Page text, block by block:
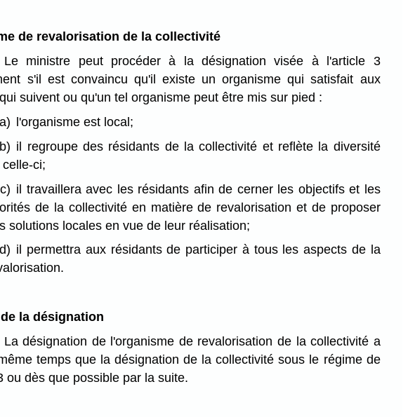
de revalorisation de la collectivité
Le ministre peut procéder à la désignation visée à l'article 3
s'il est convaincu qu'il existe un organisme qui satisfait aux
suivent ou qu'un tel organisme peut être mis sur pied :
a) l'organisme est local;
b) il regroupe des résidants de la collectivité et reflète la diversité
celle-ci;
c) il travaillera avec les résidants afin de cerner les objectifs et les
de la collectivité en matière de revalorisation et de proposer
solutions locales en vue de leur réalisation;
d) il permettra aux résidants de participer à tous les aspects de la
la désignation
La désignation de l'organisme de revalorisation de la collectivité a
temps que la désignation de la collectivité sous le régime de
ou dès que possible par la suite.